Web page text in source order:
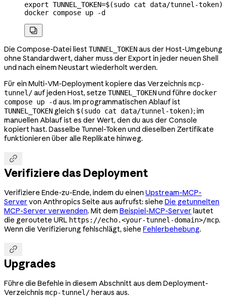
export TUNNEL_TOKEN=$(sudo cat data/tunnel-token)
docker compose up -d

Die Compose-Datei liestTUNNEL_TOKENaus der Host-Umgebung
ohne Standardwert, daher muss der Export in jeder neuen Shell
und nach einem Neustart wiederholt werden.
Für ein Multi-VM-Deployment kopiere das Verzeichnis mcp-
tunnel/auf jeden Host, setze TUNNEL_TOKENund führe docker
compose up -d aus. Im programmatischen Ablauf ist
TUNNEL_TOKEN gleich $(sudo cat data/tunnel-token); im
manuellen Ablauf ist es der Wert, den du aus der Console
kopiert hast. Dasselbe Tunnel-Token und dieselben Zertifikate
funktionieren über alle Replikate hinweg.

Verifiziere das Deployment
Verifiziere Ende-zu-Ende, indem du einen Upstream-MCP-
Server von Anthropics Seite aus aufrufst: siehe Die getunnelten
MCP-Server verwenden. Mit dem Beispiel-MCP-Server lautet
die geroutete URL https://echo.<your-tunnel-domain>/mcp.
Wenn die Verifizierung fehlschlägt, siehe Fehlerbehebung.

Upgrades
Führe die Befehle in diesem Abschnitt aus dem Deployment-
Verzeichnis mcp-tunnel/heraus aus.